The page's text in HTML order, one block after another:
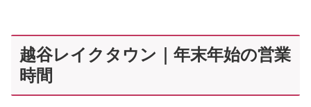
越谷レイクタウン｜年末年始の営業
時間